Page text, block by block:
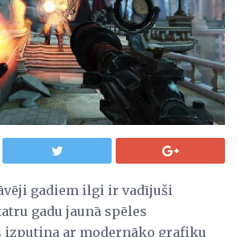
gadiem ilgi ir vadījuši
gadu jaunā spēles
izputina ar modernāko grafiku